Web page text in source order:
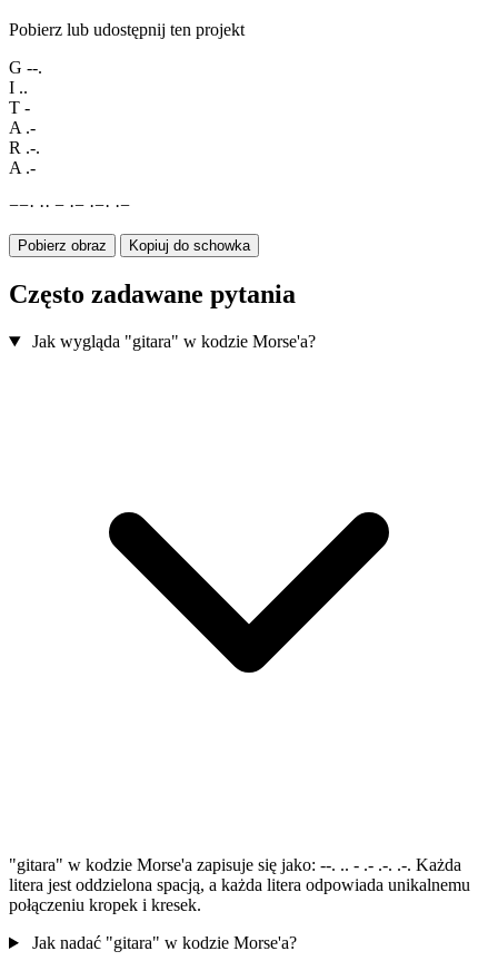
Pobierz lub udostępnij ten projekt
G --.
I ..
T -
A .-
R .-.
A .-
−−· ·· − ·− ·−· ·−
Pobierz obraz Kopiuj do schowka
Często zadawane pytania
Jak wygląda "gitara" w kodzie Morse'a?
"gitara" w kodzie Morse'a zapisuje się jako: --. .. - .- .-. .-. Każda
litera jest oddzielona spacją, a każda litera odpowiada unikalnemu
połączeniu kropek i kresek.
Jak nadać "gitara" w kodzie Morse'a?